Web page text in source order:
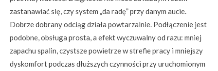
zastanawiać się, czy system „da radę” przy danym aucie.
Dobrze dobrany odciąg działa powtarzalnie. Podłączenie jest
podobne, obsługa prosta, a efekt wyczuwalny od razu: mniej
zapachu spalin, czystsze powietrze w strefie pracy i mniejszy
dyskomfort podczas dłuższych czynności przy uruchomionym